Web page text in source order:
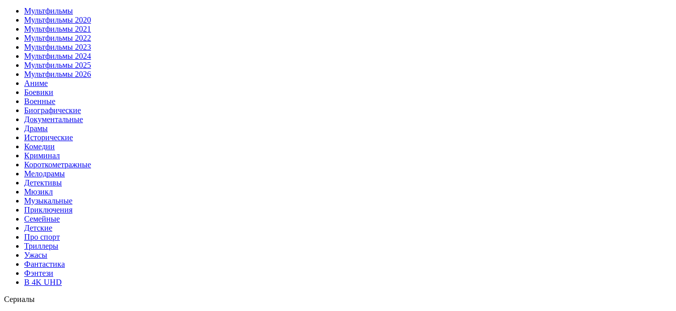
Мультфильмы
Мультфильмы 2020
Мультфильмы 2021
Мультфильмы 2022
Мультфильмы 2023
Мультфильмы 2024
Мультфильмы 2025
Мультфильмы 2026
Аниме
Боевики
Военные
Биографические
Документальные
Драмы
Исторические
Комедии
Криминал
Короткометражные
Мелодрамы
Детективы
Мюзикл
Музыкальные
Приключения
Семейные
Детские
Про спорт
Триллеры
Ужасы
Фантастика
Фэнтези
В 4K UHD
Сериалы